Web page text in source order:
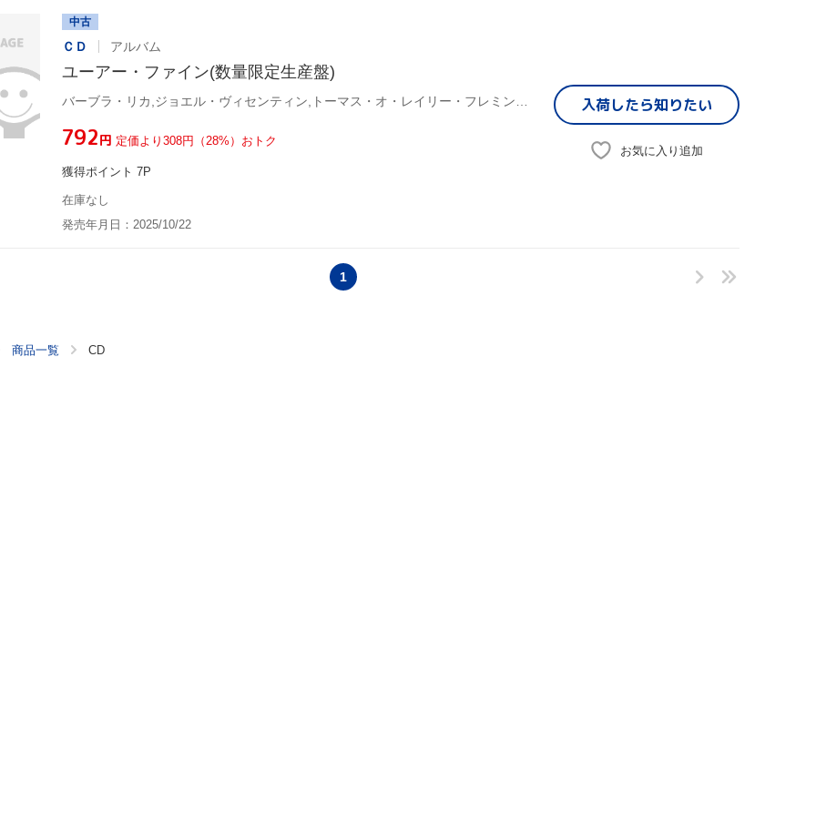
中古
ＣＤ アルバム
ユーアー・ファイン(数量限定生産盤)
¥792円 定価より308円（28%）おトク
獲得ポイント 7P
在庫なし
発売年月日：2025/10/22
入荷したら知りたい
お気に入り追加
1
商品一覧 CD